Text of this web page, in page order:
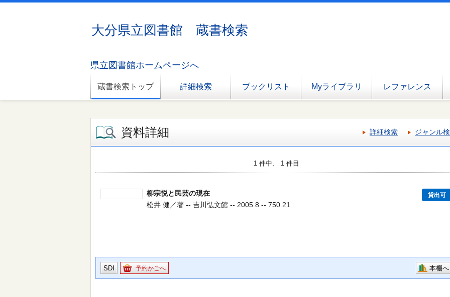
大分県立図書館 蔵書検索
県立図書館ホームページへ
蔵書検索トップ 詳細検索 ブックリスト Myライブラリ レファレンス
資料詳細 詳細検索 ジャンル
1 件中、 1 件目
柳宗悦と民芸の現在 貸出可
松井 健／著 -- 吉川弘文館 -- 2005.8 -- 750.21
SDI 予約かごへ 本棚へ